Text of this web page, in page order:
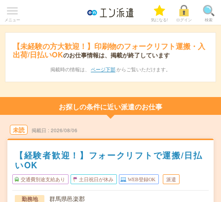
メニュー 気になる! ログイン 検索
【未経験の方大歓迎！】印刷物のフォークリフト運搬・入
出荷/日払いOKのお仕事情報は、掲載が終了しています
掲載時の情報は、 ページ下部 からご覧いただけます。
お探しの条件に近い派遣のお仕事
未読 掲載日 2026/08/06
【経験者歓迎！】フォークリフトで運搬/日払
いOK
交通費別途支給あり 土日祝日が休み WEB登録OK 派遣
勤務地
群馬県邑楽郡